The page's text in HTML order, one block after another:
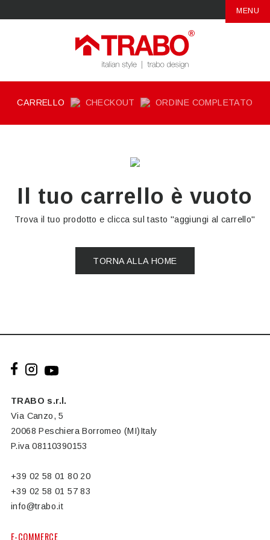
MENU
CARRELLO CHECKOUT ORDINE COMPLETATO
Il tuo carrello è vuoto
Trova il tuo prodotto e clicca sul tasto "aggiungi al carrello"
TORNA ALLA HOME
TRABO s.r.l.
Via Canzo, 5
20068 Peschiera Borromeo (MI)Italy
P.iva 08110390153
+39 02 58 01 80 20
+39 02 58 01 57 83
info@trabo.it
E-COMMERCE